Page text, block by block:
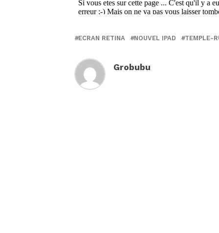
ECRAN RETINA NOUVEL IPAD TEMPLE-
Grobubu